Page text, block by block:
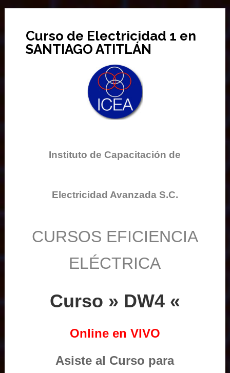
Curso de Electricidad 1 en
SANTIAGO ATITLÁN
Instituto de Capacitación de
Electricidad Avanzada S.C.
CURSOS EFICIENCIA
ELÉCTRICA
Curso » DW4 «
Online en VIVO
Asiste al Curso para